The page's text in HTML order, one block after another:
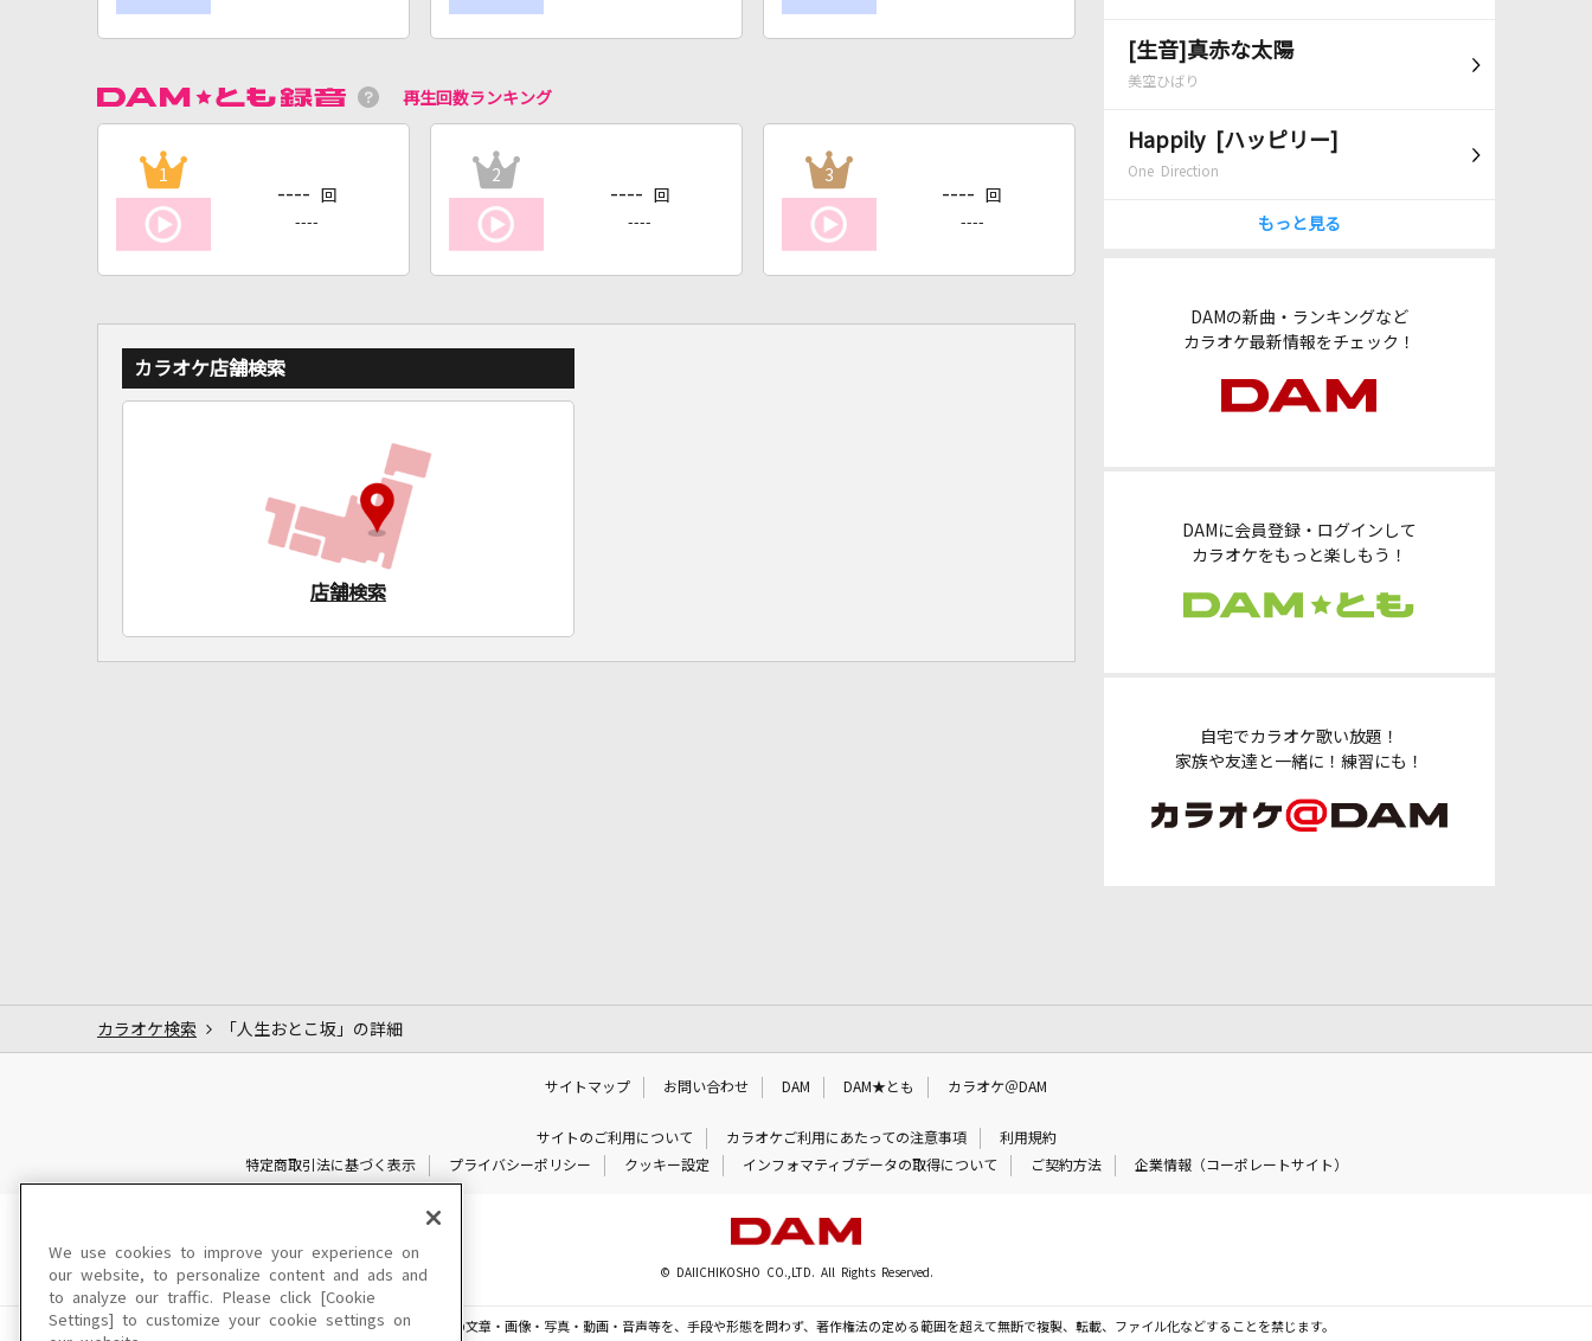
[生音]真赤な太陽
美空ひばり
Happily [ハッピリー]
One Direction
もっと見る
DAMの新曲・ランキングなど
カラオケ最新情報をチェック！
DAMに会員登録・ログインして
カラオケをもっと楽しもう！
自宅でカラオケ歌い放題！
家族や友達と一緒に！練習にも！
再生回数ランキング
1
---- 回
----
2
---- 回
----
3
---- 回
----
カラオケ店舗検索
店舗検索
カラオケ検索 「人生おとこ坂」の詳細
サイトマップ お問い合わせ DAM DAM★とも カラオケ＠DAM
サイトのご利用について カラオケご利用にあたっての注意事項
利用規約
特定商取引法に基づく表示
プライバシーポリシー クッキー設定 インフォマティブデータの取得について ご契約方法 企業情報（コーポレートサイト）
© DAIICHIKOSHO CO.,LTD. All Rights Reserved.
このサイトに掲載されている一切の文章・画像・写真・動画・音声等を、手段や形態を問わず、著作権法の定める範囲を超えて無断で複製、転載、ファイル化などすることを禁じます。
We use cookies to improve your experience on
our website, to personalize content and ads and
to analyze our traffic. Please click [Cookie
Settings] to customize your cookie settings on